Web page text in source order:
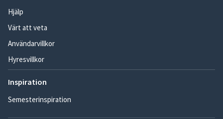
Hjälp
Värt att veta
Användarvillkor
Hyresvillkor
Inspiration
Semesterinspiration